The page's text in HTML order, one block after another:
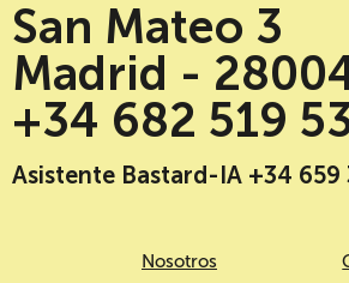
San Mateo 3
Madrid -
+34 682 519
Asistente Bastard-IA +34 659
Nosotros